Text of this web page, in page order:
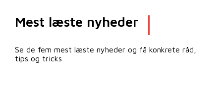
Mest læste nyheder
Se de fem mest læste nyheder og få konkrete råd,
tips og tricks